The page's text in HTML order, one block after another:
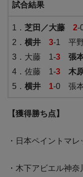
試合結果
1． 芝田／大藤 2-
2． 横井 3-1 平野
3．大藤 1-3 張
4．佐藤 1-3 木
5． 横井 1-0 張
【獲得勝ち点】
・日本ペイントマ
・木下アビエル神